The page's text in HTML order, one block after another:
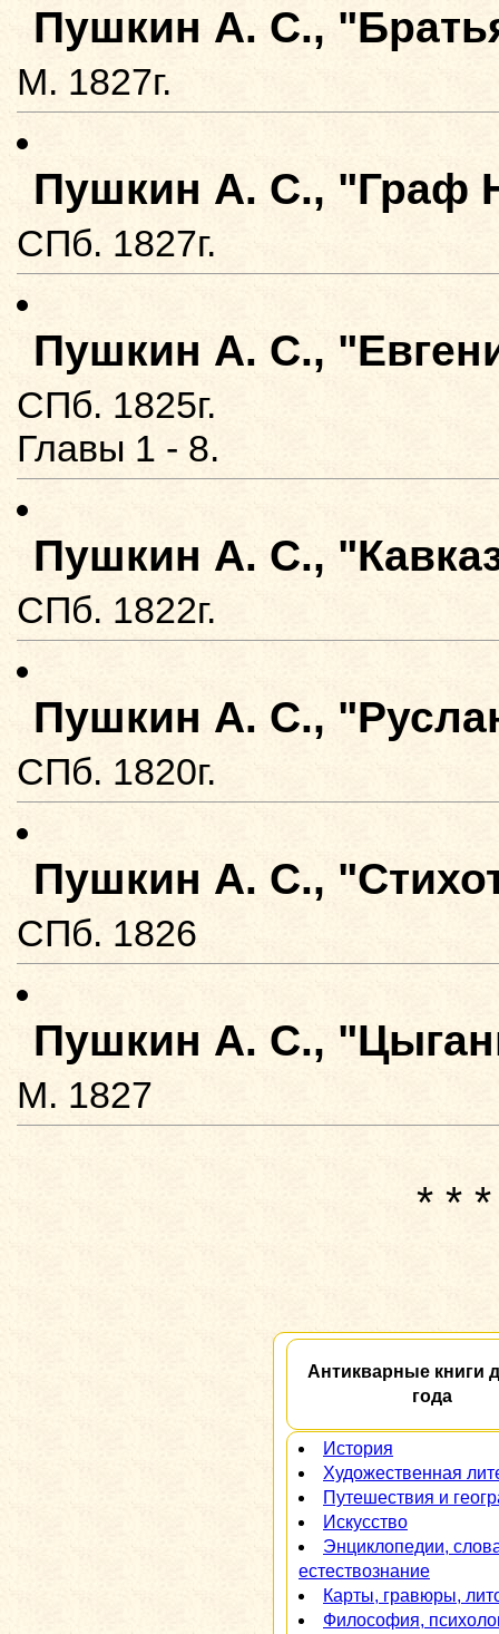
Пушкин А. С.,
М. 1827г.
Пушкин А. С., "Граф
СПб. 1827г.
Пушкин А. С.,
СПб. 1825г.
Главы 1 - 8.
Пушкин А. С.,
СПб. 1822г.
Пушкин А. С.,
СПб. 1820г.
Пушкин А. С.,
СПб. 1826
Пушкин А. С.,
М. 1827
* *
Антикварные книги
года
История
Художественная
Путешествия и
Искусство
Энциклопедии,
естествознание
Карты, гравюры,
Философия,